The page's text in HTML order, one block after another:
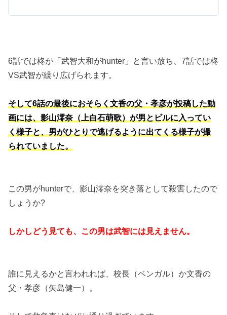
6話では柊が「武智大和がhunter」と言い放ち、7話では柊
VS武智が繰り広げられます。
そして6話の最後におそらく文香の父・孝彦が投稿した動
画には、影山澪奈（上白石萌歌）が男とビルに入ってい
く様子と、男がひとりで逃げるように出てくる様子が撮
られていました。
この男がhunterで、影山澪奈を突き落として殺害したので
しょうか?
しかしどう見ても、この男は武智には見えません。
誰に見えるかと言われれば、校長（ベンガル）か文香の
父・孝彦（矢島健一）。